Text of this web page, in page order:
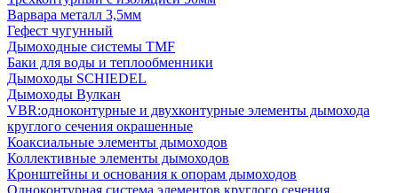
Варвара металл 3,5мм
Гефест чугунный
Дымоходные системы TMF
Баки для воды и теплообменники
Дымоходы SCHIEDEL
Дымоходы Вулкан
VBR:одноконтурные и двухконтурные элементы дымохода
круглого сечения окрашенные
Коаксиальные элементы дымоходов
Коллективные элементы дымоходов
Кронштейны и основания к опорам дымоходов
Одноконтурная система элементов круглого сечения